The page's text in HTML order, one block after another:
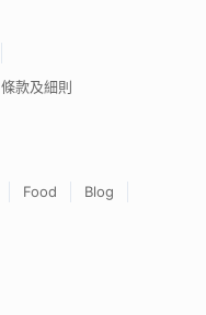
條款及細則
Food
Blog